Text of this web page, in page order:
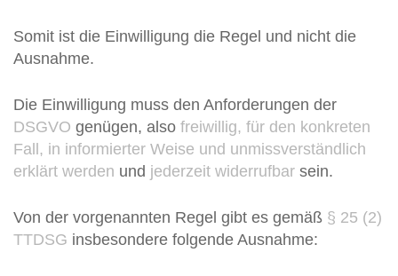
Somit ist die Einwilligung die Regel und nicht die
Ausnahme.
Die Einwilligung muss den Anforderungen der
DSGVO genügen, also freiwillig, für den konkreten
Fall, in informierter Weise und unmissverständlich
erklärt werden und jederzeit widerrufbar sein.
Von der vorgenannten Regel gibt es gemäß § 25 (2)
TTDSG insbesondere folgende Ausnahme: